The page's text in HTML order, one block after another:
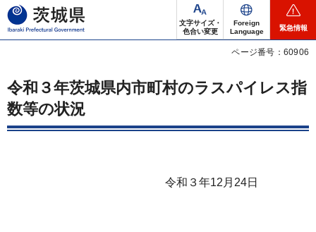
茨城県
文字サイズ・
色合い変更
Foreign
Language
緊急情報
ページ番号：60906
令和３年茨城県内市町村のラスパイレス指
数等の状況
令和３年12月24日